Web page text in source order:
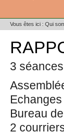
Vous êtes ici : Qui
3
Bureau
2